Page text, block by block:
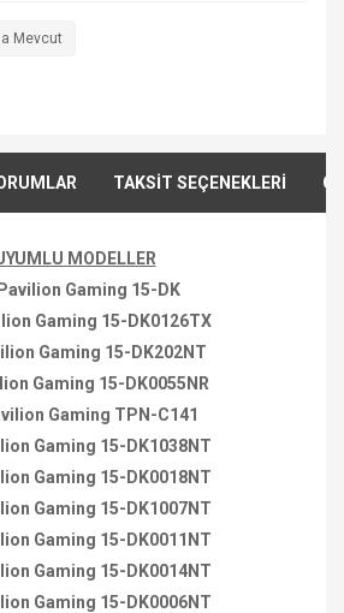
Mevcut
TAKSİT SEÇENEKLERİ
MODELLER
Gaming 15-DK
Gaming 15-DK0126TX
Gaming 15-DK202NT
Gaming 15-DK0055NR
Gaming TPN-C141
Gaming 15-DK1038NT
Gaming 15-DK0018NT
Gaming 15-DK1007NT
Gaming 15-DK0011NT
Gaming 15-DK0014NT
Gaming 15-DK0006NT